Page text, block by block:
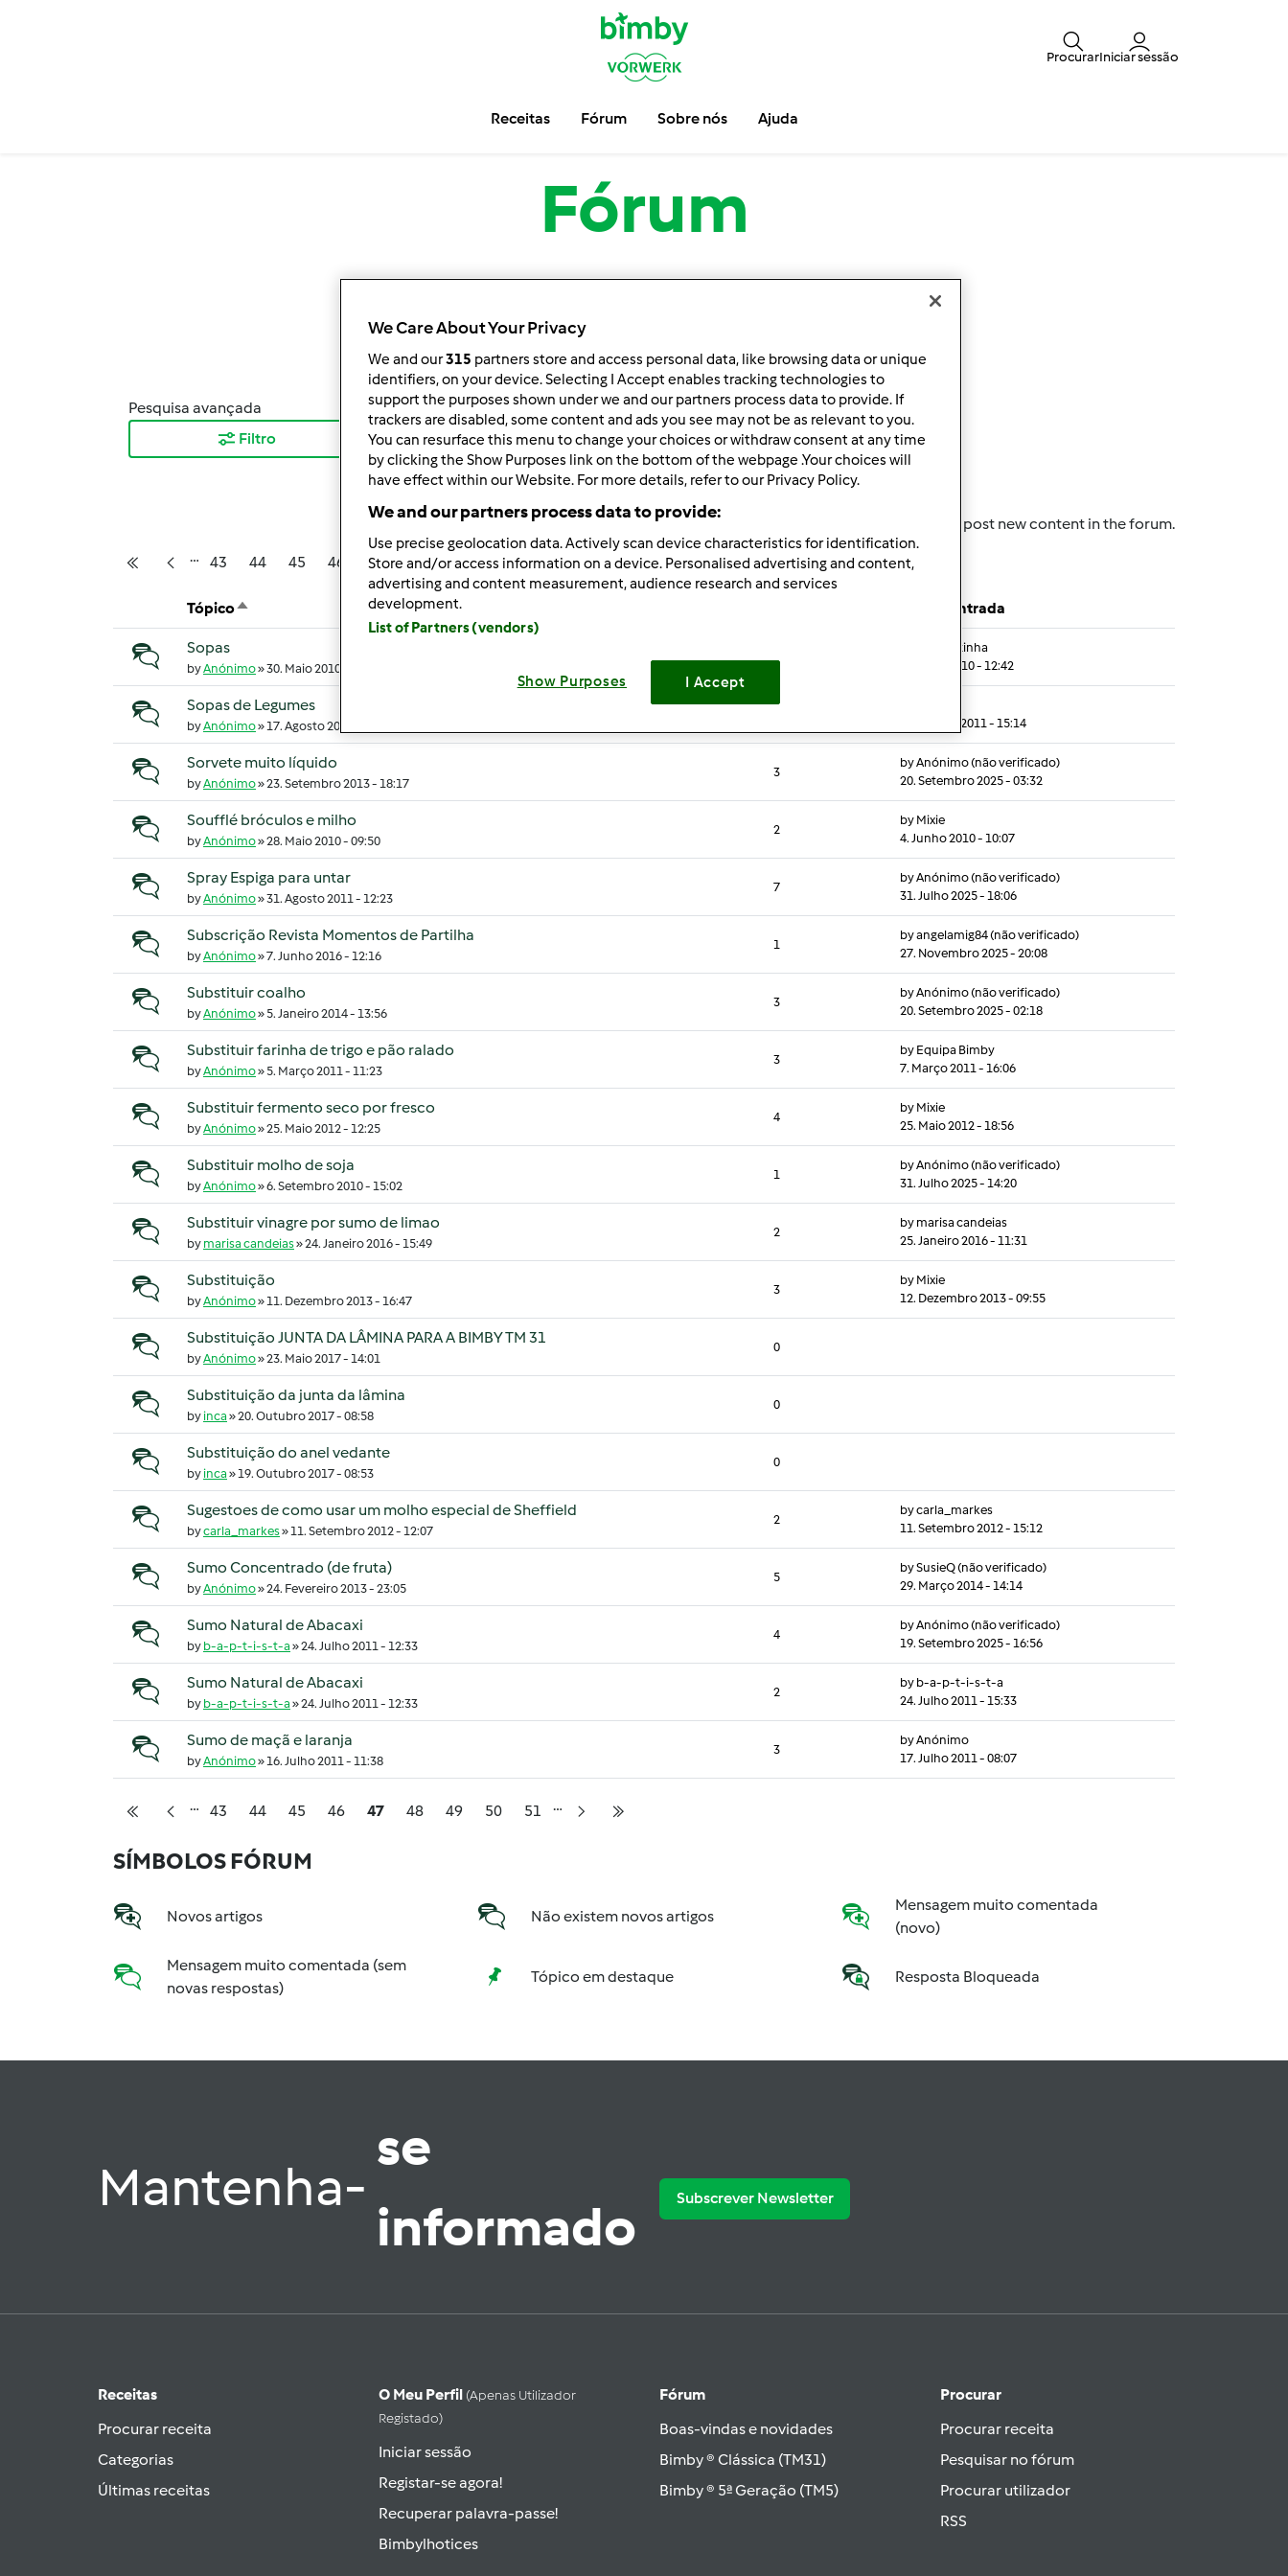
ProcurarIniciar sessão
Receitas Fórum Sobre nós Ajuda
Fórum
Pesquisa avançada
Filtro
Ordenar por:
Mais Recentes
Resultados por página:
10
to post new content in the forum.
Pagination
Primeira página
Página anterior
… Página
43 Página
44 Página
45 Página
46 Página
47 Página
48 Página
49 Página
50 Página
51 … Próxima página
Última página
TópicoSort descending Última entrada
Tópico normal
Sopas
byAnónimo»30. Maio 2010 - 14:08
5
Gasparzinha
31. Maio 2010 - 12:42
Tópico normalSopas de Legumes
byAnónimo»17. Agosto 2011 - 08:04
17. Agosto 2011 - 15:14
Tópico normalSorvete muito líquido
byAnónimo»23. Setembro 2013 - 18:17
3
byAnónimo (não verificado)
20. Setembro 2025 - 03:32
Tópico normalSoufflé bróculos e milho
byAnónimo»28. Maio 2010 - 09:50
2
by Mixie
4. Junho 2010 - 10:07
Tópico normalSpray Espiga para untar
byAnónimo»31. Agosto 2011 - 12:23
7
byAnónimo (não verificado)
31. Julho 2025 - 18:06
Tópico normalSubscrição Revista Momentos de Partilha
byAnónimo»7. Junho 2016 - 12:16
1
byangelamig84 (não verificado)
27. Novembro 2025 - 20:08
Tópico normalSubstituir coalho
byAnónimo» 5. Janeiro 2014 - 13:56
3
byAnónimo (não verificado)
20. Setembro 2025 - 02:18
Tópico normalSubstituir farinha de trigo e pão ralado
byAnónimo» 5. Março 2011 - 11:23
3
by Equipa Bimby
7. Março 2011 - 16:06
Tópico normalSubstituir fermento seco por fresco
byAnónimo»25. Maio 2012 - 12:25
4
by Mixie
25. Maio 2012 - 18:56
Tópico normalSubstituir molho de soja
byAnónimo»6. Setembro 2010 - 15:02
1
byAnónimo (não verificado)
31. Julho 2025 - 14:20
Tópico normalSubstituir vinagre por sumo de limao
by marisa candeias»24. Janeiro 2016 - 15:49
2
by marisa candeias
25. Janeiro 2016 - 11:31
Tópico normalSubstituição
byAnónimo»11. Dezembro 2013 - 16:47
3
by Mixie
12. Dezembro 2013 - 09:55
Tópico normalSubstituição JUNTA DA LÂMINA PARA A BIMBY TM 31
byAnónimo»23. Maio 2017 - 14:01
0
Tópico normalSubstituição da junta da lâmina
byinca »20. Outubro 2017 - 08:58
0
Tópico normalSubstituição do anel vedante
byinca »19. Outubro 2017 - 08:53
0
Tópico normalSugestoes de como usar um molho especial de Sheffield
bycarla_markes»11. Setembro 2012 - 12:07
2
bycarla_markes
11. Setembro 2012 - 15:12
Tópico normalSumo Concentrado (de fruta)
byAnónimo»24. Fevereiro 2013 - 23:05
5
bySusieQ (não verificado)
29. Março 2014 - 14:14
Tópico normalSumo Natural de Abacaxi
by b-a-p-t-i-s-t-a »24. Julho 2011 - 12:33
4
byAnónimo (não verificado)
19. Setembro 2025 - 16:56
Tópico normalSumo Natural de Abacaxi
by b-a-p-t-i-s-t-a »24. Julho 2011 - 12:33
2
by b-a-p-t-i-s-t-a
24. Julho 2011 - 15:33
Tópico normalSumo de maçã e laranja
byAnónimo»16. Julho 2011 - 11:38
3
byAnónimo
17. Julho 2011 - 08:07
Pagination
Primeira página
Página anterior
… Página
43 Página
44 Página
45 Página
46 Página
47 Página
48 Página
49 Página
50 Página
51 … Próxima página
SÍMBOLOS FÓRUM
Novos artigos Não existem novos artigos
Mensagem muito comentada
(novo)
Mensagem muito comentada (sem
novas respostas)
Tópico em destaque Resposta Bloqueada
Mantenha-
se
informado
Subscrever Newsletter
Receitas
Procurar receita
Categorias
Últimas receitas
O Meu Perfil (apenas Utilizador
Registado)
Iniciar sessão
Registar-se agora!
Recuperar palavra-passe!
Bimbylhotices
Fórum
Boas-vindas e novidades
Bimby ® Clássica (TM31)
Bimby ® 5ª Geração (TM5)
Procurar
Procurar receita
Pesquisar no fórum
Procurar utilizador
RSS
We Care About Your Privacy
We and our315 partners store and access personal data, like browsing data or unique
identifiers, on your device. Selecting I Accept enables tracking technologies to
support the purposes shown under we and our partners process data to provide. If
trackers are disabled, some content and ads you see may not be as relevant to you.
You can resurface this menu to change your choices or withdraw consent at any time
by clicking the Show Purposes link on the bottom of the webpage .Your choices will
have effect within our Website. For more details, refer to our Privacy Policy.
We and our partners process data to provide:
Use precise geolocation data. Actively scan device characteristics for identification.
Store and/or access information on a device. Personalised advertising and content,
advertising and content measurement, audience research and services
development.
List of Partners (vendors)
Show Purposes I Accept